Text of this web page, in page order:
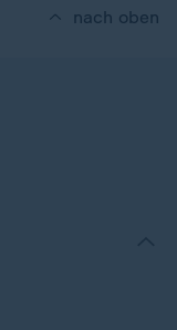
nach oben